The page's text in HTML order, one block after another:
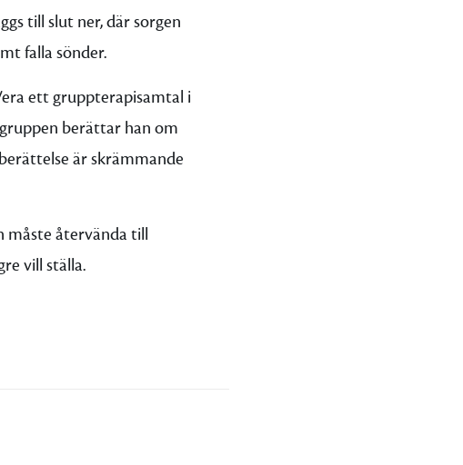
till slut ner, där sorgen
falla sönder.
ett gruppterapisamtal i
berättar han om
är skrämmande
måste återvända till
vill ställa.